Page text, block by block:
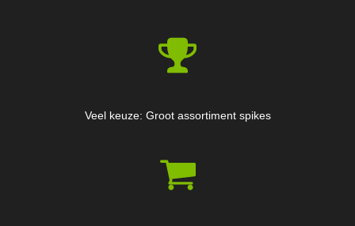
Veel keuze: Groot assortiment spikes